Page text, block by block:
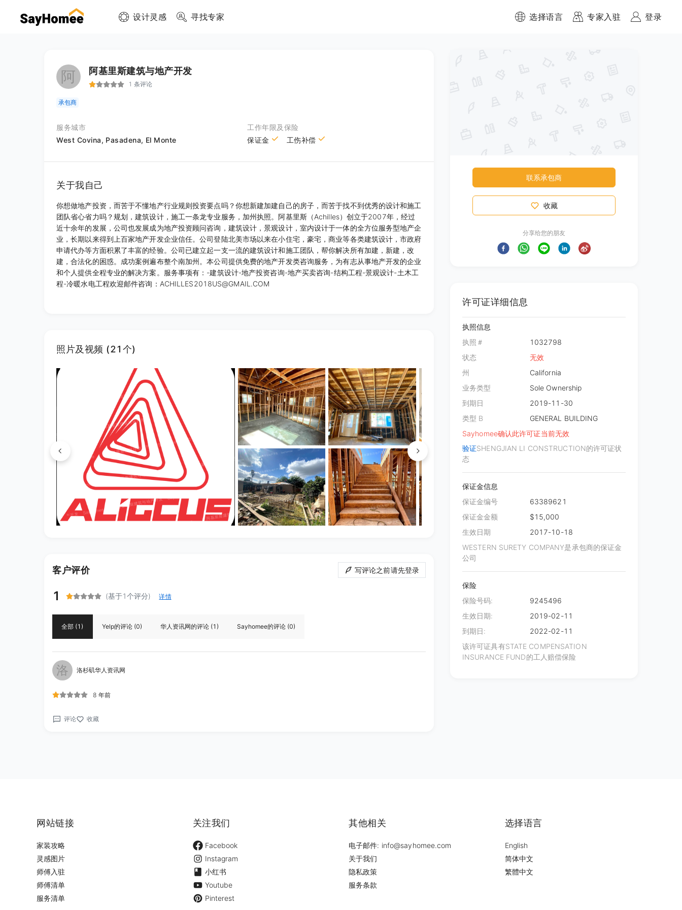
设计灵感 寻找专家 选择语言 专家入驻 登录
阿 阿基里斯建筑与地产开发
1 条评论
承包商
服务城市
West Covina, Pasadena, El Monte
工作年限及保险
保证金
工伤补偿
关于我自己
你想做地产投资，而苦于不懂地产行业规则投资要点吗？你想新建加建自己的房子，而苦于找不到优秀的设计和施工
团队省心省力吗？规划，建筑设计，施工一条龙专业服务，加州执照。阿基里斯（Achilles）创立于2007年，经过
近十余年的发展，公司也发展成为地产投资顾问咨询，建筑设计，景观设计，室内设计于一体的全方位服务型地产企
业，长期以来得到上百家地产开发企业信任。公司登陆北美市场以来在小住宅，豪宅，商业等各类建筑设计，市政府
申请代办等方面积累了丰富的经验。公司已建立起一支一流的建筑设计和施工团队，帮你解决所有加建，新建，改
建，合法化的困惑。成功案例遍布整个南加州。本公司提供免费的地产开发类咨询服务，为有志从事地产开发的企业
和个人提供全程专业的解决方案。服务事项有：-建筑设计-地产投资咨询-地产买卖咨询-结构工程-景观设计-土木工
程-冷暖水电工程欢迎邮件咨询：ACHILLES2018US@GMAIL.COM
照片及视频 (21个)
客户评价 写评论之前请先登录
1 (基于1个评分) 详情
全部 (1) Yelp的评论 (0) 华人资讯网的评论 (1) Sayhomee的评论 (0)
洛 洛杉矶华人资讯网
8 年前
评论 收藏
联系承包商
收藏
分享给您的朋友
许可证详细信息
执照信息
执照＃
1032798
状态
无效
州
California
业务类型
Sole Ownership
到期日
2019-11-30
类型 B
GENERAL BUILDING
Sayhomee确认此许可证当前无效
验证SHENGJIAN LI CONSTRUCTION的许可证状
态
保证金信息
保证金编号
63389621
保证金金额
$15,000
生效日期
2017-10-18
WESTERN SURETY COMPANY是承包商的保证金
公司
保险
保险号码:
9245496
生效日期:
2019-02-11
到期日:
2022-02-11
该许可证具有STATE COMPENSATION
INSURANCE FUND的工人赔偿保险
网站链接
家装攻略
灵感图片
师傅入驻
师傅清单
服务清单
关注我们
Facebook
Instagram
小红书
Youtube
Pinterest
其他相关
电子邮件: info@sayhomee.com
关于我们
隐私政策
服务条款
选择语言
English
简体中文
繁體中文